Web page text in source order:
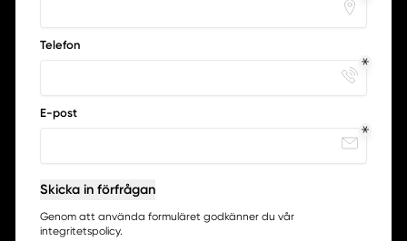
Telefon
E-post
Skicka in förfrågan
Genom att använda formuläret godkänner du vår
integritetspolicy.